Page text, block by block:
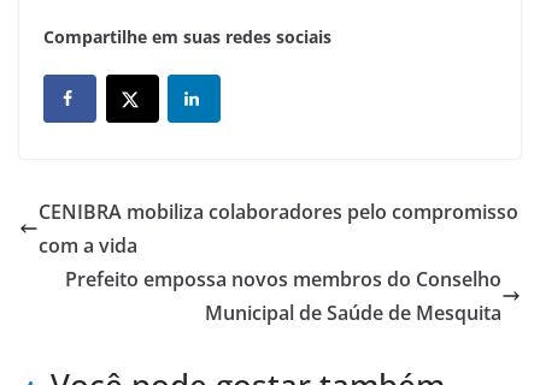
Compartilhe em suas redes sociais
CENIBRA mobiliza colaboradores pelo compromisso
com a vida
Prefeito empossa novos membros do Conselho
Municipal de Saúde de Mesquita